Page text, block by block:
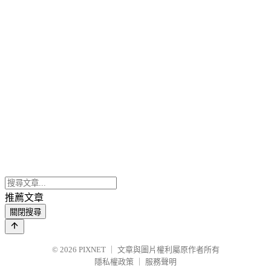
推薦文章
關閉搜尋
© 2026 PIXNET
文章與圖片權利屬原作者所有
隱私權政策
服務聲明